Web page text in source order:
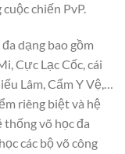
chiến PvP.
dạng bao gồm
Cực Lạc Cốc, cái
Lâm, Cẩm Y Vệ,…
riêng biệt và hệ
thống võ học đa
các bộ võ công